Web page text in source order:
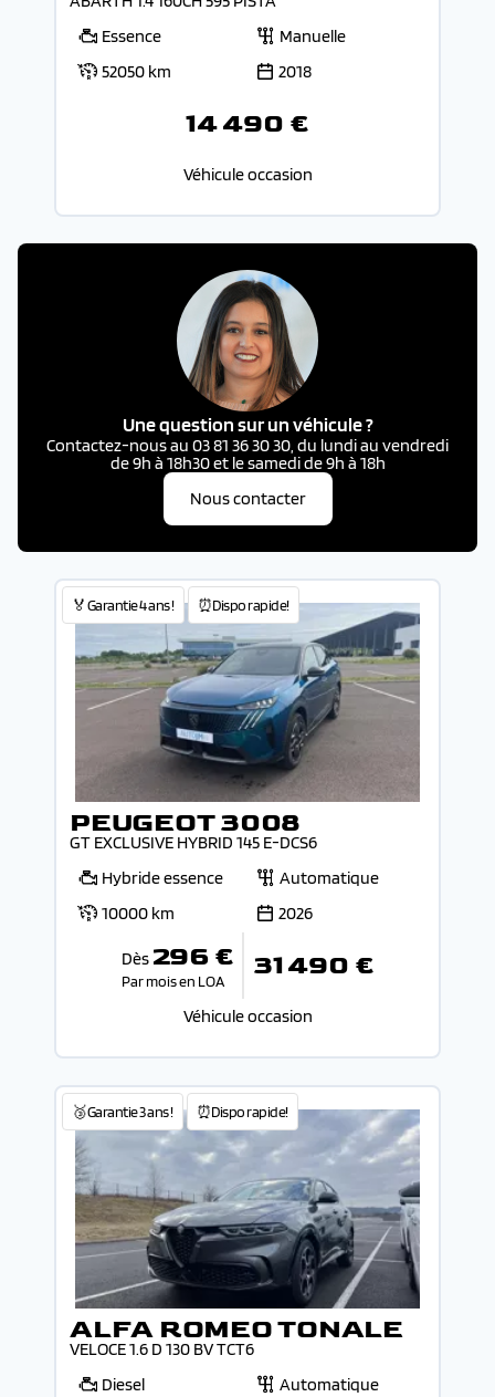
Essence
Manuelle
52050 km
2018
14 490 €
Véhicule occasion
Une question sur un véhicule ?
Contactez-nous au 03 81 36 30 30, du lundi au vendredi
de 9h à 18h30 et le samedi de 9h à 18h
Nous contacter
🏅Garantie 4 ans ! ⏰Dispo rapide!
PEUGEOT 3008
GT EXCLUSIVE HYBRID 145 E-DCS6
Hybride essence
Automatique
10000 km
2026
Dès 296 €
Par mois en LOA 31 490 €
Véhicule occasion
🥉Garantie 3 ans ! ⏰Dispo rapide!
ALFA ROMEO TONALE
VELOCE 1.6 D 130 BV TCT6
Diesel
Automatique